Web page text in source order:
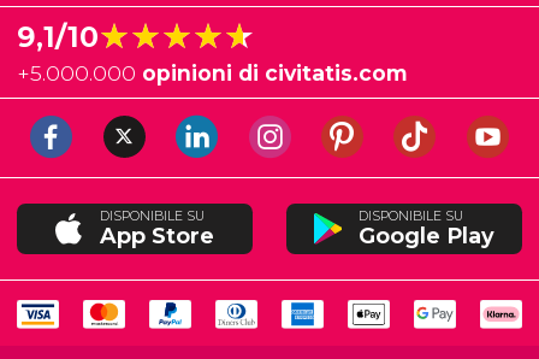
9,1/10★★★★★
★★★★★
+5.000.000 opinioni di civitatis.com
DISPONIBILE SU
App Store
DISPONIBILE SU
Google Play